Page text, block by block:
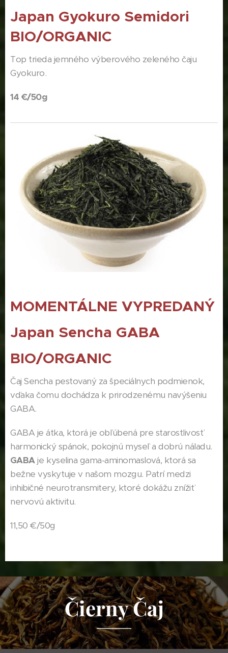
Japan Gyokuro Semidori
BIO/ORGANIC
Top trieda jemného výberového zeleného čaju
Gyokuro.
14 €/50g
MOMENTÁLNE VYPREDANÝ
Japan Sencha GABA
BIO/ORGANIC
Čaj Sencha pestovaný za špeciálnych podmienok,
vďaka čomu dochádza k prirodzenému navýšeniu
GABA.
GABA je átka, ktorá je obľúbená pre starostlivosť
harmonický spánok, pokojnú myseľ a dobrú náladu.
GABAje kyselina gama-aminomaslová, ktorá sa
bežne vyskytuje v našom mozgu. Patrí medzi
inhibičné neurotransmitery, ktoré dokážu znížiť
nervovú aktivitu.
11,50 €/50g
Čierny Čaj